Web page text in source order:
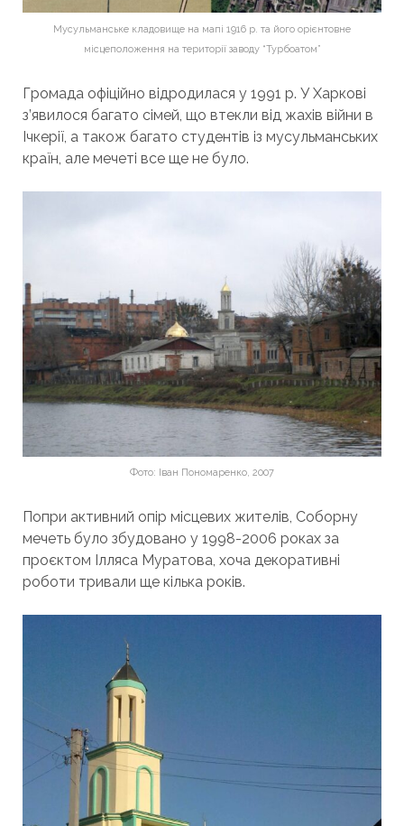
Мусульманське кладовище на мапі 1916 р. та його орієнтовне
місцеположення на території заводу “Турбоатом”
Громада офіційно відродилася у 1991 р. У Харкові
з’явилося багато сімей, що втекли від жахів війни в
Ічкерії, а також багато студентів із мусульманських
країн, але мечеті все ще не було.
Фото: Іван Пономаренко, 2007
Попри активний опір місцевих жителів, Соборну
мечеть було збудовано у 1998-2006 роках за
проєктом Ілляса Муратова, хоча декоративні
роботи тривали ще кілька років.